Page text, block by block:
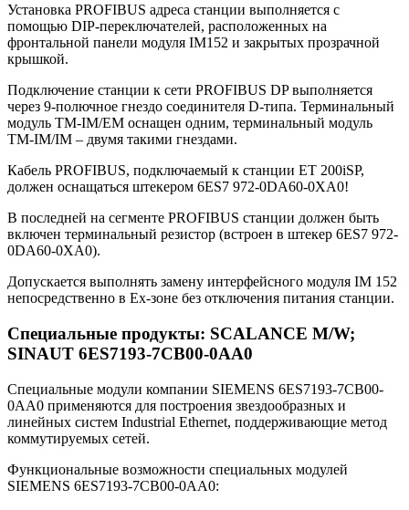
Установка PROFIBUS адреса станции выполняется с
помощью DIP-переключателей, расположенных на
фронтальной панели модуля IM152 и закрытых прозрачной
крышкой.
Подключение станции к сети PROFIBUS DP выполняется
через 9-полючное гнездо соединителя D-типа. Терминальный
модуль TM-IM/EM оснащен одним, терминальный модуль
TM-IM/IM – двумя такими гнездами.
Кабель PROFIBUS, подключаемый к станции ET 200iSP,
должен оснащаться штекером 6ES7 972-0DA60-0XA0!
В последней на сегменте PROFIBUS станции должен быть
включен терминальный резистор (встроен в штекер 6ES7 972-
0DA60-0XA0).
Допускается выполнять замену интерфейсного модуля IM 152
непосредственно в Ex-зоне без отключения питания станции.
Специальные продукты: SCALANCE M/W;
SINAUT 6ES7193-7CB00-0AA0
Специальные модули компании SIEMENS 6ES7193-7CB00-
0AA0 применяются для построения звездообразных и
линейных систем Industrial Ethernet, поддерживающие метод
коммутируемых сетей.
Функциональные возможности специальных модулей
SIEMENS 6ES7193-7CB00-0AA0: